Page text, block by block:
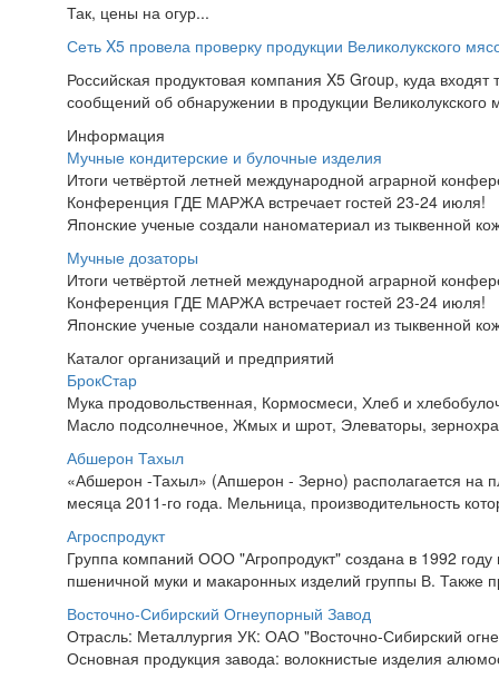
Так, цены на огур...
Сеть X5 провела проверку продукции Великолукского
Российская продуктовая компания X5 Group, куда
сообщений об обнаружении в продукции
Информация
Мучные кондитерские и булочные изделия
Итоги четвёртой летней международной аграрной
Конференция ГДЕ МАРЖА встречает гостей 23-24 июля!
Японские ученые создали наноматериал из тыквенной
Мучные дозаторы
Итоги четвёртой летней международной аграрной
Конференция ГДЕ МАРЖА встречает гостей 23-24 июля!
Японские ученые создали наноматериал из тыквенной
Каталог организаций и предприятий
БрокСтар
Мука продовольственная, Кормосмеси, Хлеб и
Масло подсолнечное, Жмых и шрот, Элеваторы,
Абшерон Тахыл
«Абшерон -Тахыл» (Апшерон - Зерно) располагается на
месяца 2011-го года. Мельница, производительность
Агроспродукт
Группа компаний ООО "Агропродукт" создана в 1992
пшеничной муки и макаронных изделий группы В. Также
Восточно-Сибирский Огнеупорный Завод
Отрасль: Металлургия УК: ОАО "Восточно-Сибирский
Основная продукция завода: волокнистые изделия